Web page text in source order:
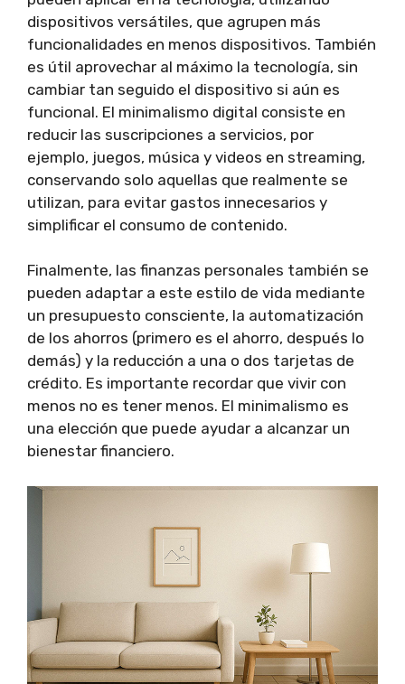
dispositivos versátiles, que agrupen más
funcionalidades en menos dispositivos. También
es útil aprovechar al máximo la tecnología, sin
cambiar tan seguido el dispositivo si aún es
funcional. El minimalismo digital consiste en
reducir las suscripciones a servicios, por
ejemplo, juegos, música y videos en streaming,
conservando solo aquellas que realmente se
utilizan, para evitar gastos innecesarios y
simplificar el consumo de contenido.
Finalmente, las finanzas personales también se
pueden adaptar a este estilo de vida mediante
un presupuesto consciente, la automatización
de los ahorros (primero es el ahorro, después lo
demás) y la reducción a una o dos tarjetas de
crédito. Es importante recordar que vivir con
menos no es tener menos. El minimalismo es
una elección que puede ayudar a alcanzar un
bienestar financiero.